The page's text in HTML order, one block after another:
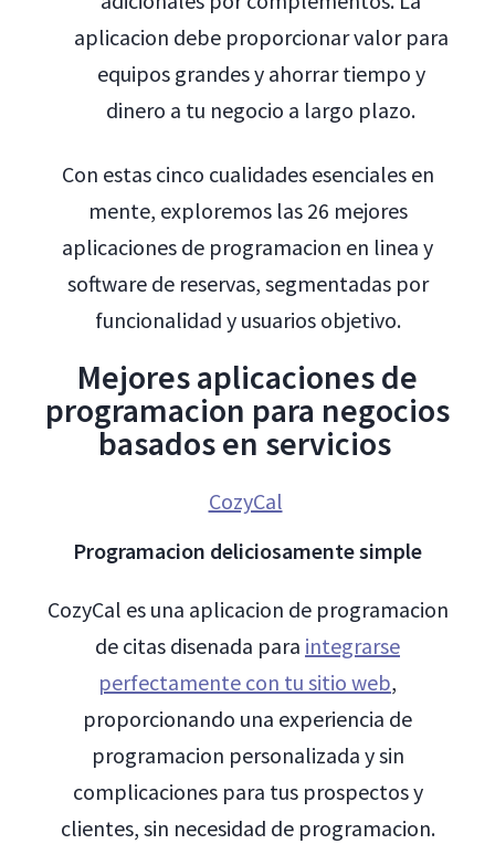
aplicacion debe proporcionar valor para
equipos grandes y ahorrar tiempo y
dinero a tu negocio a largo plazo.
Con estas cinco cualidades esenciales en
mente, exploremos las 26 mejores
aplicaciones de programacion en linea y
software de reservas, segmentadas por
funcionalidad y usuarios objetivo.
Mejores aplicaciones de
programacion para negocios
basados en servicios
CozyCal
Programacion deliciosamente simple
CozyCal es una aplicacion de programacion
de citas disenada para integrarse
perfectamente con tu sitio web,
proporcionando una experiencia de
programacion personalizada y sin
complicaciones para tus prospectos y
clientes, sin necesidad de programacion.